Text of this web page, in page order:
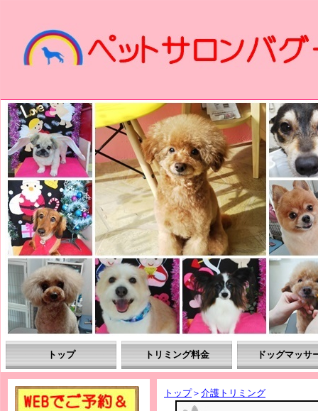
トップ トリミング料金 ドッグマッサ
トップ＞ 介護トリミング